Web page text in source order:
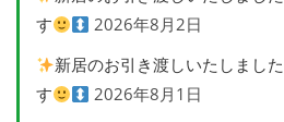
す
2026年8月2日
新居のお引き渡しいたしまし
す
2026年8月1日